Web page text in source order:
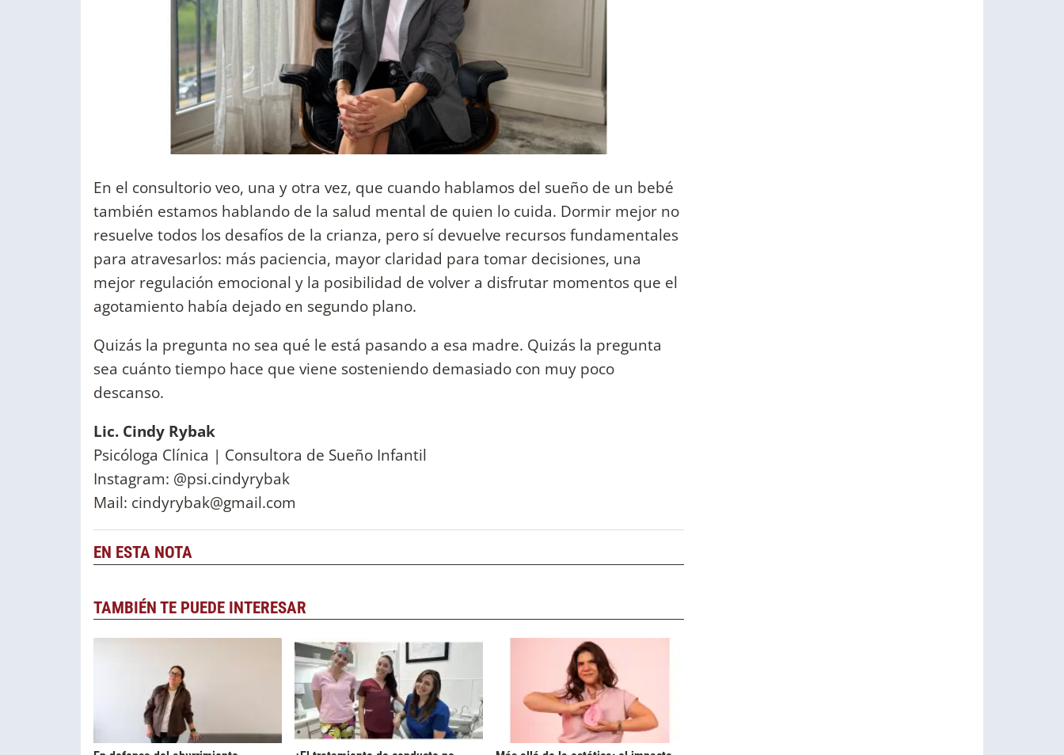
En el consultorio veo, una y otra vez, que cuando hablamos del sueño de un bebé
también estamos hablando de la salud mental de quien lo cuida. Dormir mejor no
resuelve todos los desafíos de la crianza, pero sí devuelve recursos fundamentales
para atravesarlos: más paciencia, mayor claridad para tomar decisiones, una
mejor regulación emocional y la posibilidad de volver a disfrutar momentos que el
agotamiento había dejado en segundo plano.
Quizás la pregunta no sea qué le está pasando a esa madre. Quizás la pregunta
sea cuánto tiempo hace que viene sosteniendo demasiado con muy poco
descanso.
Lic. Cindy Rybak
Psicóloga Clínica | Consultora de Sueño Infantil
Instagram: @psi.cindyrybak
Mail: cindyrybak@gmail.com
EN ESTA NOTA
TAMBIÉN TE PUEDE INTERESAR